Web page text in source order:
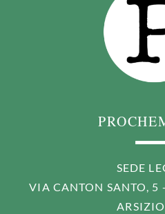
SEDE
VIA CANTON SANTO, 5